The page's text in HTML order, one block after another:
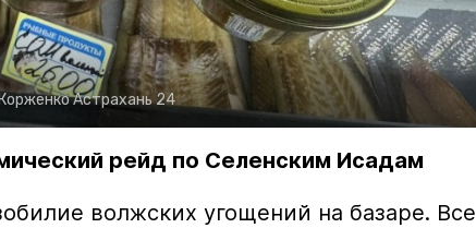
Астрахань 24
рейд по Селенским Исадам
волжских угощений на базаре. Все